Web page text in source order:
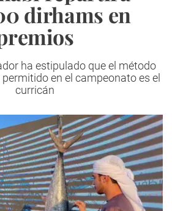
dirhams en
ha estipulado que el método
en el campeonato es el
curricán